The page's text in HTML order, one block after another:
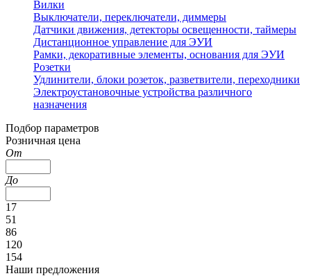
Вилки
Выключатели, переключатели, диммеры
Датчики движения, детекторы освещенности, таймеры
Дистанционное управление для ЭУИ
Рамки, декоративные элементы, основания для ЭУИ
Розетки
Удлинители, блоки розеток, разветвители, переходники
Электроустановочные устройства различного
назначения
Подбор параметров
Розничная цена
От
До
17
51
86
120
154
Наши предложения